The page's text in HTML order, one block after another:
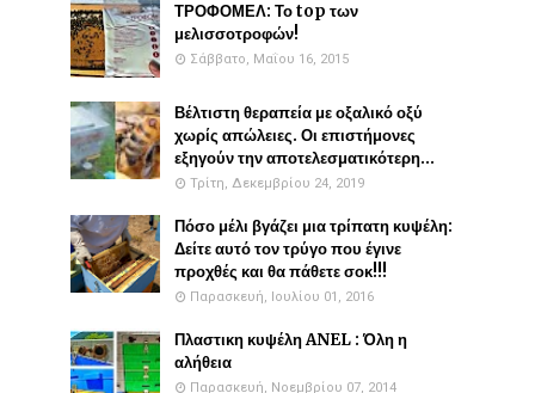
ΤΡΟΦΟΜΕΛ: Το top των
μελισσοτροφών!
Σάββατο, Μαΐου 16, 2015
Βέλτιστη θεραπεία με οξαλικό οξύ
χωρίς απώλειες. Οι επιστήμονες
εξηγούν την αποτελεσματικότερη...
Τρίτη, Δεκεμβρίου 24, 2019
Πόσο μέλι βγάζει μια τρίπατη κυψέλη:
Δείτε αυτό τον τρύγο που έγινε
προχθές και θα πάθετε σοκ!!!
Παρασκευή, Ιουλίου 01, 2016
Πλαστικη κυψέλη ANEL : Όλη η
αλήθεια
Παρασκευή, Νοεμβρίου 07, 2014